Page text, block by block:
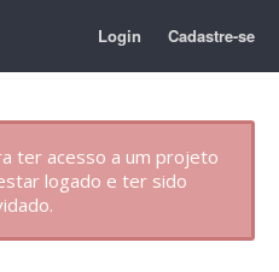
Login Cadastre-se
ter acesso a um projeto
logado e ter sido